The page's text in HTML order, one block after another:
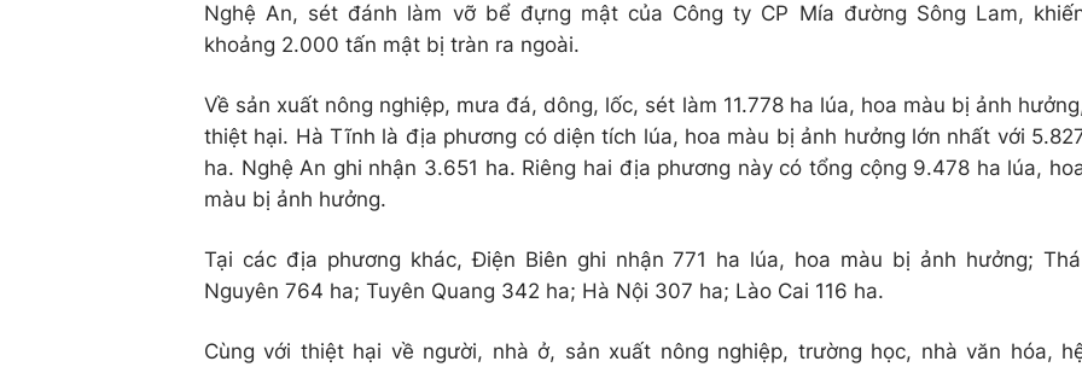
Nghệ An, sét đánh làm vỡ bể đựng mật của Công ty CP Mía đường Sông Lam,
khoảng 2.000 tấn mật bị tràn ra ngoài.
Về sản xuất nông nghiệp, mưa đá, dông, lốc, sét làm 11.778 ha lúa, hoa màu bị ảnh
thiệt hại. Hà Tĩnh là địa phương có diện tích lúa, hoa màu bị ảnh hưởng lớn nhất với
ha. Nghệ An ghi nhận 3.651 ha. Riêng hai địa phương này có tổng cộng 9.478 ha lúa,
màu bị ảnh hưởng.
Tại các địa phương khác, Điện Biên ghi nhận 771 ha lúa, hoa màu bị ảnh hưởng;
Nguyên 764 ha; Tuyên Quang 342 ha; Hà Nội 307 ha; Lào Cai 116 ha.
Cùng với thiệt hại về người, nhà ở, sản xuất nông nghiệp, trường học, nhà văn hóa,